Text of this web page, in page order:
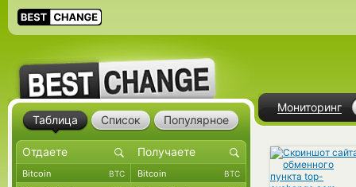
Мониторинг
Таблица Список Популярное
Bitcoin BTC Bitcoin BTC